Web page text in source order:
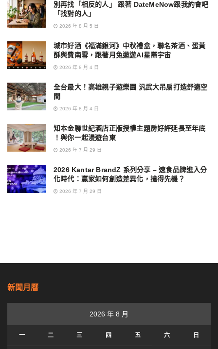
別再找「相反的人」 跟著 DateMeNow跟我約會吧
「找對的人」
2026 年 8 月 5 日
城市好酒《福滿銀河》中秋禮盒，聯名茶酒、蛋黃
酥與費南雪，跟著月兔遨遊AI星際宇宙
2026 年 8 月 4 日
全台最大！高雄親子遊樂園 汎武大吊扇打造舒適空
間
2026 年 8 月 4 日
知本金聯世紀酒店正版授權主題房好評延長至年底
！與你一起漫遊台東
2026 年 7 月 29 日
2026 Kantar BrandZ 系列分享 – 速食品牌進入分
化時代：贏家如何創造差異化，搶得先機？
2026 年 7 月 29 日
新聞月曆
2026 年 8 月
一 二 三 四 五 六 日